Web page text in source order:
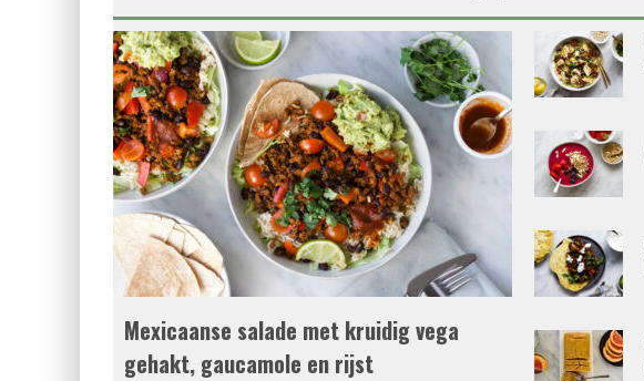
Mexicaanse salade met kruidig vega
gehakt, gaucamole en rijst